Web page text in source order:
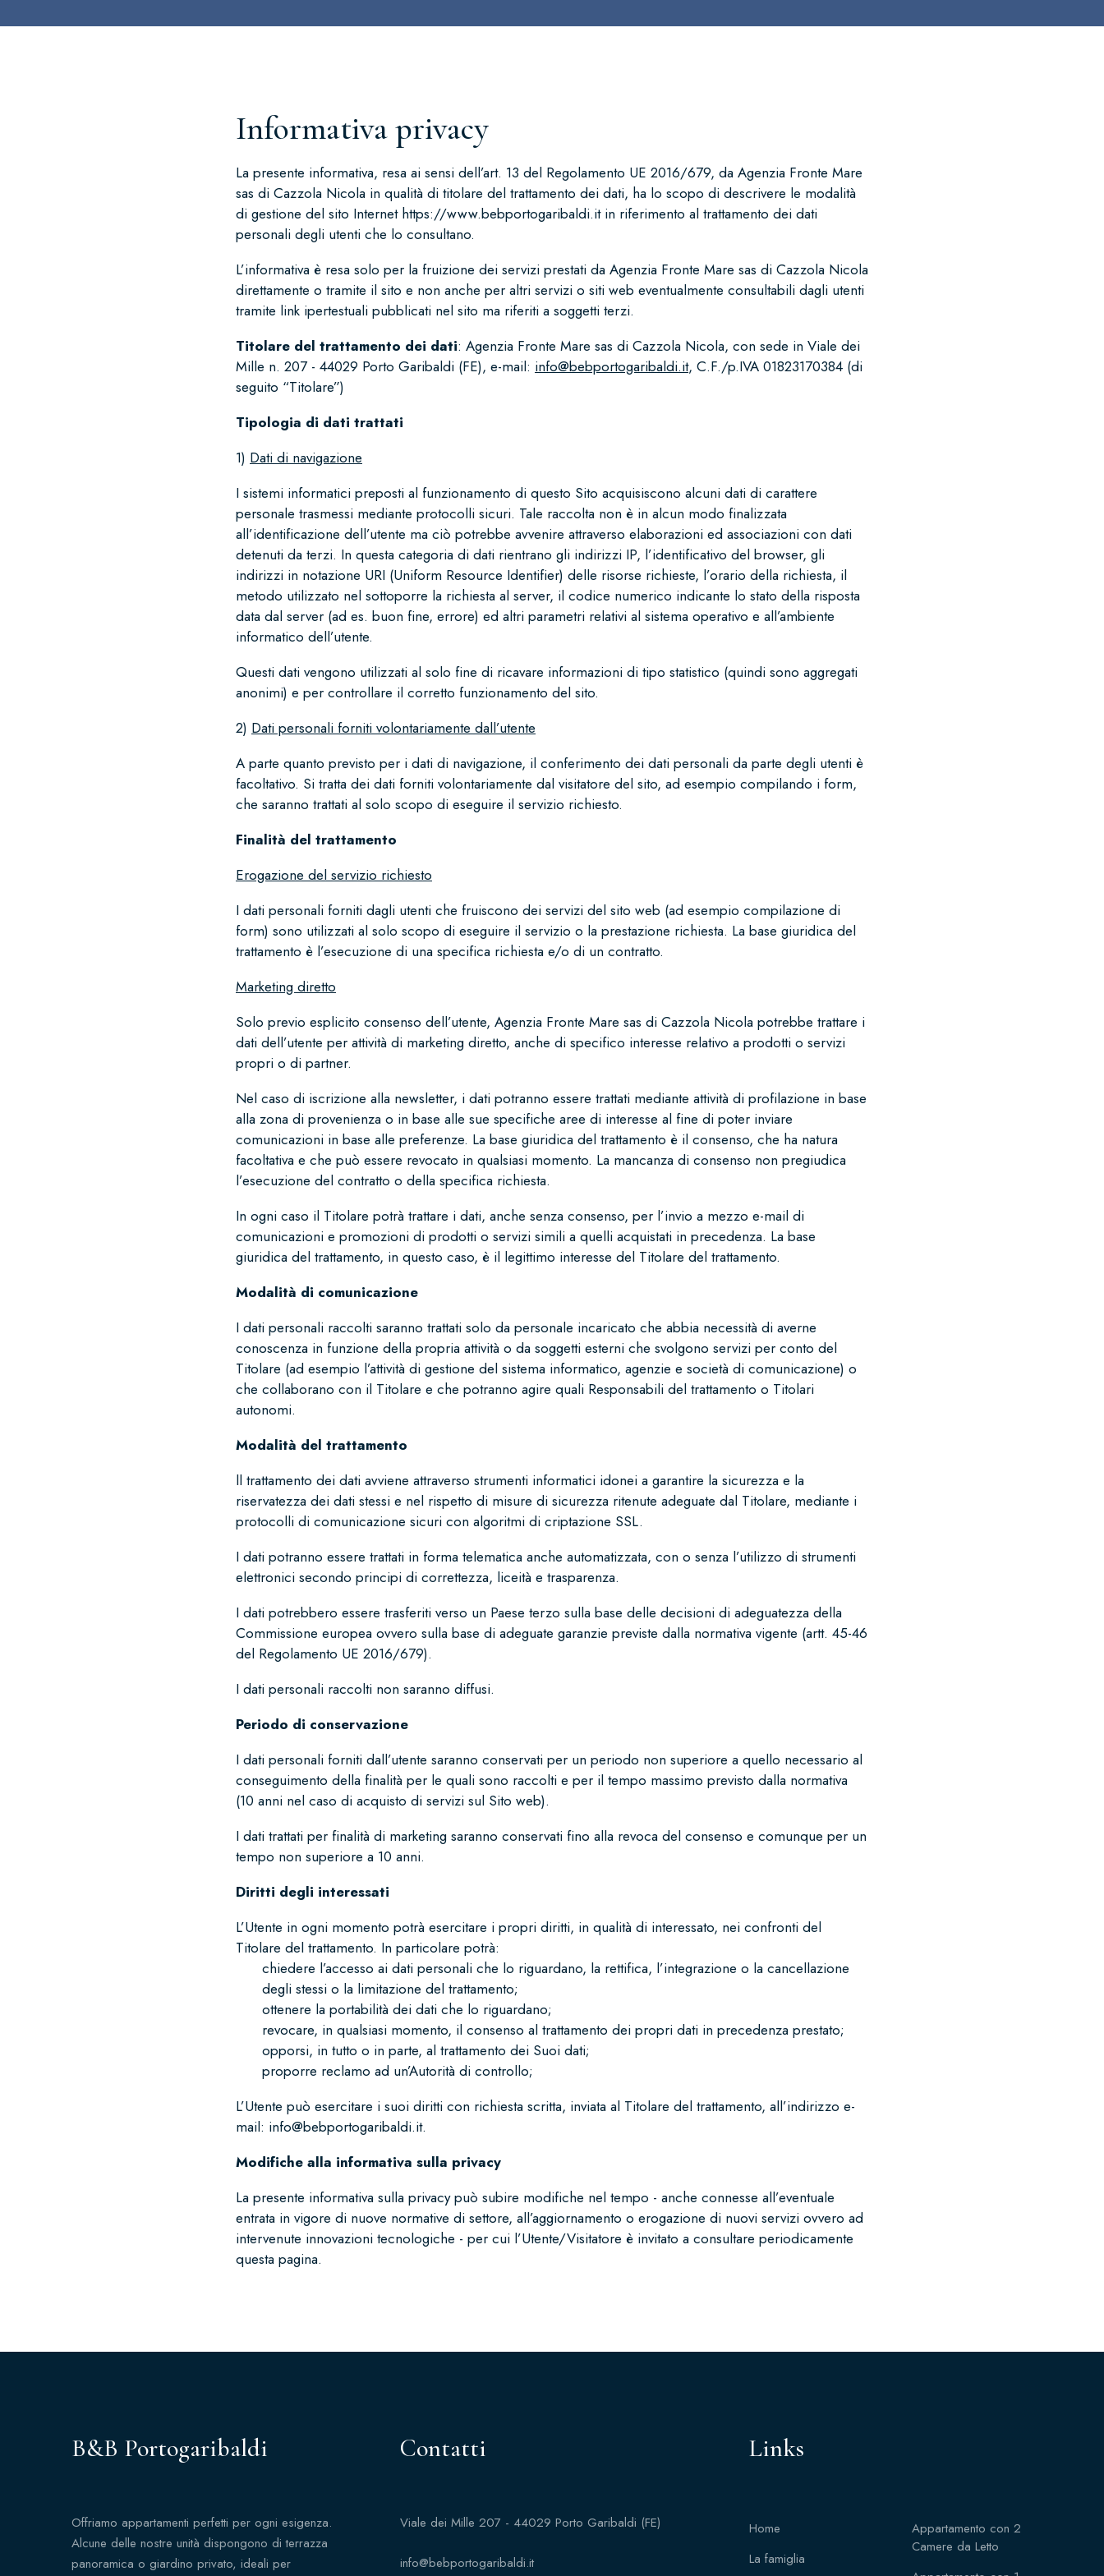
Informativa privacy
La presente informativa, resa ai sensi dell’art. 13 del Regolamento UE 2016/679, da Agenzia Fronte Mare
sas di Cazzola Nicola in qualità di titolare del trattamento dei dati, ha lo scopo di descrivere le modalità
di gestione del sito Internet https://www.bebportogaribaldi.itin riferimento al trattamento dei dati
personali degli utenti che lo consultano.
L’informativa è resa solo per la fruizione dei servizi prestati da Agenzia Fronte Mare sas di Cazzola Nicola
direttamente o tramite il sito e non anche per altri servizi o siti web eventualmente consultabili dagli utenti
tramite link ipertestuali pubblicati nel sito ma riferiti a soggetti terzi.
Titolare del trattamento dei dati: Agenzia Fronte Mare sas di Cazzola Nicola, con sede in Viale dei
Mille n. 207 - 44029 Porto Garibaldi (FE), e-mail: info@bebportogaribaldi.it, C.F./p.IVA 01823170384 (di
seguito “Titolare”)
Tipologia di dati trattati
1) Dati di navigazione
I sistemi informatici preposti al funzionamento di questo Sito acquisiscono alcuni dati di carattere
personale trasmessi mediante protocolli sicuri. Tale raccolta non è in alcun modo finalizzata
all’identificazione dell’utente ma ciò potrebbe avvenire attraverso elaborazioni ed associazioni con dati
detenuti da terzi. In questa categoria di dati rientrano gli indirizzi IP, l’identificativo del browser, gli
indirizzi in notazione URI (Uniform Resource Identifier) delle risorse richieste, l’orario della richiesta, il
metodo utilizzato nel sottoporre la richiesta al server, il codice numerico indicante lo stato della risposta
data dal server (ad es. buon fine, errore) ed altri parametri relativi al sistema operativo e all’ambiente
informatico dell’utente.
Questi dati vengono utilizzati al solo fine di ricavare informazioni di tipo statistico (quindi sono aggregati
anonimi) e per controllare il corretto funzionamento del sito.
2) Dati personali forniti volontariamente dall’utente
A parte quanto previsto per i dati di navigazione, il conferimento dei dati personali da parte degli utenti è
facoltativo. Si tratta dei dati forniti volontariamente dal visitatore del sito, ad esempio compilando i form,
che saranno trattati al solo scopo di eseguire il servizio richiesto.
Finalità del trattamento
Erogazione del servizio richiesto
I dati personali forniti dagli utenti che fruiscono dei servizi del sito web (ad esempio compilazione di
form) sono utilizzati al solo scopo di eseguire il servizio o la prestazione richiesta. La base giuridica del
trattamento è l’esecuzione di una specifica richiesta e/o di un contratto.
Marketing diretto
Solo previo esplicito consenso dell’utente, Agenzia Fronte Mare sas di Cazzola Nicola potrebbe trattare i
dati dell’utente per attività di marketing diretto, anche di specifico interesse relativo a prodotti o servizi
propri o di partner.
Nel caso di iscrizione alla newsletter, i dati potranno essere trattati mediante attività di profilazione in base
alla zona di provenienza o in base alle sue specifiche aree di interesse al fine di poter inviare
comunicazioni in base alle preferenze. La base giuridica del trattamento è il consenso, che ha natura
facoltativa e che può essere revocato in qualsiasi momento. La mancanza di consenso non pregiudica
l’esecuzione del contratto o della specifica richiesta.
In ogni caso il Titolare potrà trattare i dati, anche senza consenso, per l’invio a mezzo e-mail di
comunicazioni e promozioni di prodotti o servizi simili a quelli acquistati in precedenza. La base
giuridica del trattamento, in questo caso, è il legittimo interesse del Titolare del trattamento.
Modalità di comunicazione
I dati personali raccolti saranno trattati solo da personale incaricato che abbia necessità di averne
conoscenza in funzione della propria attività o da soggetti esterni che svolgono servizi per conto del
Titolare (ad esempio l’attività di gestione del sistema informatico, agenzie e società di comunicazione) o
che collaborano con il Titolare e che potranno agire quali Responsabili del trattamento o Titolari
autonomi.
Modalità del trattamento
ll trattamento dei dati avviene attraverso strumenti informatici idonei a garantire la sicurezza e la
riservatezza dei dati stessi e nel rispetto di misure di sicurezza ritenute adeguate dal Titolare, mediante i
protocolli di comunicazione sicuri con algoritmi di criptazione SSL.
I dati potranno essere trattati in forma telematica anche automatizzata, con o senza l’utilizzo di strumenti
elettronici secondo principi di correttezza, liceità e trasparenza.
I dati potrebbero essere trasferiti verso un Paese terzo sulla base delle decisioni di adeguatezza della
Commissione europea ovvero sulla base di adeguate garanzie previste dalla normativa vigente (artt. 45-46
del Regolamento UE 2016/679).
I dati personali raccolti non saranno diffusi.
Periodo di conservazione
I dati personali forniti dall’utente saranno conservati per un periodo non superiore a quello necessario al
conseguimento della finalità per le quali sono raccolti e per il tempo massimo previsto dalla normativa
(10 anni nel caso di acquisto di servizi sul Sito web).
I dati trattati per finalità di marketing saranno conservati fino alla revoca del consenso e comunque per un
tempo non superiore a 10 anni.
Diritti degli interessati
L’Utente in ogni momento potrà esercitare i propri diritti, in qualità di interessato, nei confronti del
Titolare del trattamento. In particolare potrà:
chiedere l’accesso ai dati personali che lo riguardano, la rettifica, l’integrazione o la cancellazione
degli stessi o la limitazione del trattamento;
ottenere la portabilità dei dati che lo riguardano;
revocare, in qualsiasi momento, il consenso al trattamento dei propri dati in precedenza prestato;
opporsi, in tutto o in parte, al trattamento dei Suoi dati;
proporre reclamo ad un’Autorità di controllo;
L’Utente può esercitare i suoi diritti con richiesta scritta, inviata al Titolare del trattamento, all’indirizzo e-
mail: info@bebportogaribaldi.it.
Modifiche alla informativa sulla privacy
La presente informativa sulla privacy può subire modifiche nel tempo - anche connesse all’eventuale
entrata in vigore di nuove normative di settore, all’aggiornamento o erogazione di nuovi servizi ovvero ad
intervenute innovazioni tecnologiche - per cui l’Utente/Visitatore è invitato a consultare periodicamente
questa pagina.
B&B Portogaribaldi
Offriamo appartamenti perfetti per ogni esigenza.
Alcune delle nostre unità dispongono di terrazza
panoramica o giardino privato, ideali per
Contatti
Viale dei Mille 207 - 44029 Porto Garibaldi (FE)
info@bebportogaribaldi.it
Links
Home
La famiglia
Appartamento con 2
Camere da Letto